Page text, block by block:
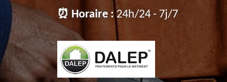
⏰ Horaire :24h/24 - 7j/7